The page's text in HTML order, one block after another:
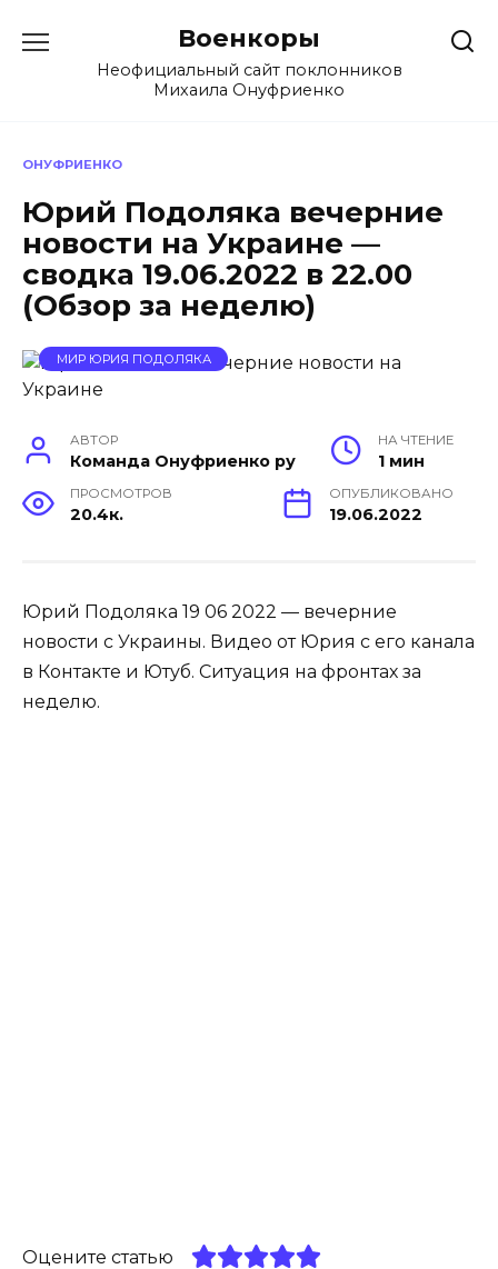
содержанию
Военкоры
Неофициальный сайт поклонников
Михаила Онуфриенко
ОНУФРИЕНКО
Юрий Подоляка вечерние
новости на Украине —
сводка 19.06.2022 в 22.00
(Обзор за неделю)
МИР ЮРИЯ ПОДОЛЯКА
АВТОР
Команда Онуфриенко ру
НА ЧТЕНИЕ
1 мин
ПРОСМОТРОВ
20.4к.
ОПУБЛИКОВАНО
19.06.2022
Юрий Подоляка 19 06 2022 — вечерние
новости с Украины. Видео от Юрия с его канала
в Контакте и Ютуб. Ситуация на фронтах за
неделю.
Оцените статью